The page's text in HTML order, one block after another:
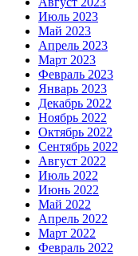
Июль 2023
Май 2023
Апрель 2023
Март 2023
Февраль 2023
Январь 2023
Декабрь 2022
Ноябрь 2022
Октябрь 2022
Сентябрь 2022
Август 2022
Июль 2022
Июнь 2022
Май 2022
Апрель 2022
Март 2022
Февраль 2022